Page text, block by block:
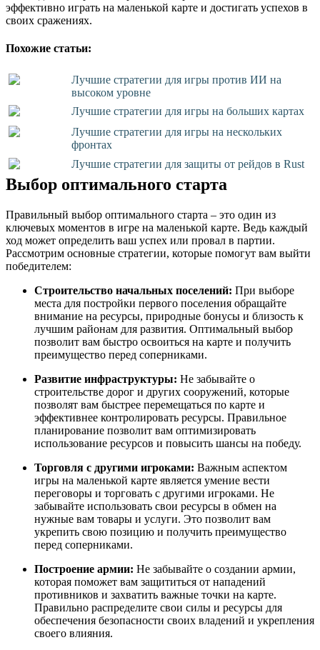
эффективно играть на маленькой карте и достигать успехов в
своих сражениях.
Похожие статьи:
Лучшие стратегии для игры против ИИ на
высоком уровне
Лучшие стратегии для игры на больших картах
Лучшие стратегии для игры на нескольких
фронтах
Лучшие стратегии для защиты от рейдов в Rust
Выбор оптимального старта
Правильный выбор оптимального старта – это один из
ключевых моментов в игре на маленькой карте. Ведь каждый
ход может определить ваш успех или провал в партии.
Рассмотрим основные стратегии, которые помогут вам выйти
победителем:
Строительство начальных поселений: При выборе
места для постройки первого поселения обращайте
внимание на ресурсы, природные бонусы и близость к
лучшим районам для развития. Оптимальный выбор
позволит вам быстро освоиться на карте и получить
преимущество перед соперниками.
Развитие инфраструктуры: Не забывайте о
строительстве дорог и других сооружений, которые
позволят вам быстрее перемещаться по карте и
эффективнее контролировать ресурсы. Правильное
планирование позволит вам оптимизировать
использование ресурсов и повысить шансы на победу.
Торговля с другими игроками: Важным аспектом
игры на маленькой карте является умение вести
переговоры и торговать с другими игроками. Не
забывайте использовать свои ресурсы в обмен на
нужные вам товары и услуги. Это позволит вам
укрепить свою позицию и получить преимущество
перед соперниками.
Построение армии: Не забывайте о создании армии,
которая поможет вам защититься от нападений
противников и захватить важные точки на карте.
Правильно распределите свои силы и ресурсы для
обеспечения безопасности своих владений и укрепления
своего влияния.